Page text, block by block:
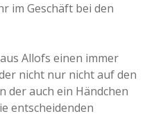
im Geschäft bei den
Allofs einen immer
nicht nur nicht auf den
der auch ein Händchen
entscheidenden